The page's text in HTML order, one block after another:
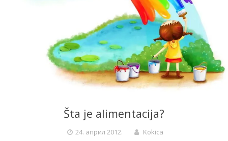
Šta je alimentacija?
24. април 2012. Kokica